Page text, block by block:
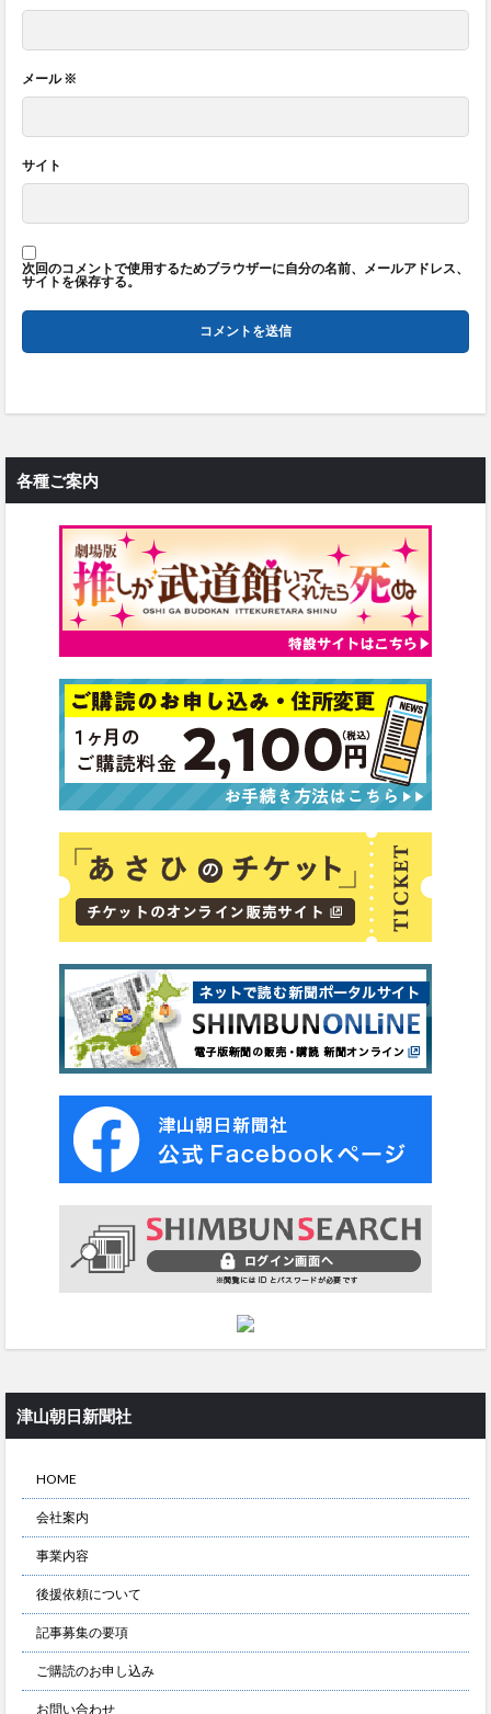
メール※
サイト
次回のコメントで使用するためブラウザーに自分の名前、メールアドレス、
サイトを保存する。
各種ご案内
津山朝日新聞社
HOME
会社案内
事業内容
後援依頼について
記事募集の要項
ご購読のお申し込み
お問い合わせ